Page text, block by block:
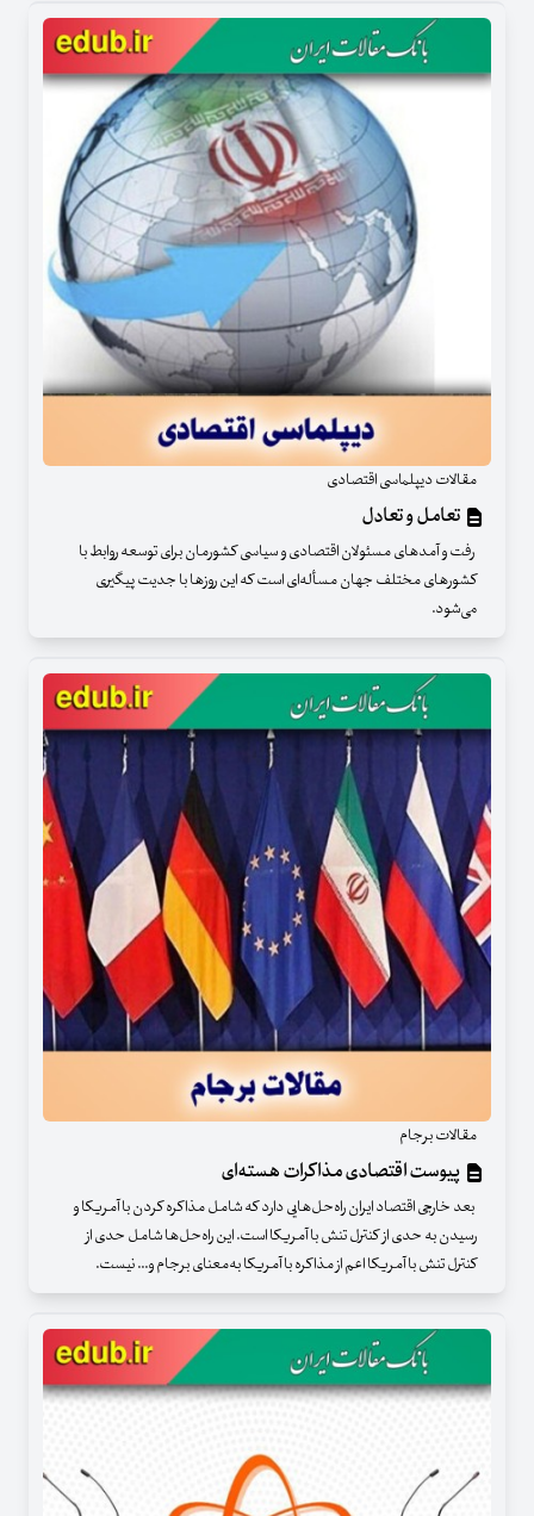
مقالات دیپلماسی اقتصادی
تعامل و تعادل
رفت و آمدهای مسئولان اقتصادی و سیاسی کشورمان برای توسعه روابط با
کشورهای مختلف جهان مسأله‌ای است که این روزها با جدیت پیگیری
می‌شود.
مقالات برجام
پیوست اقتصادی مذاکرات هسته‌ای
بعد خارجی اقتصاد ایران راه‌حل‌هایی دارد که شامل مذاکره کردن با آمریکا و
رسیدن به حدی از کنترل تنش با آمریکا است. این راه‌حل‌ها شامل حدی از
کنترل تنش با آمریکا اعم از مذاکره با آمریکا به‌معنای برجام و... نیست.